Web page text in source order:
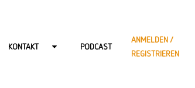
KONTAKT PODCAST
ANMELDEN /
REGISTRIEREN